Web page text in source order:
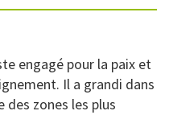
engagé pour la paix et
Il a grandi dans
des zones les plus